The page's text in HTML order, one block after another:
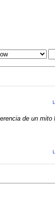
de un mito